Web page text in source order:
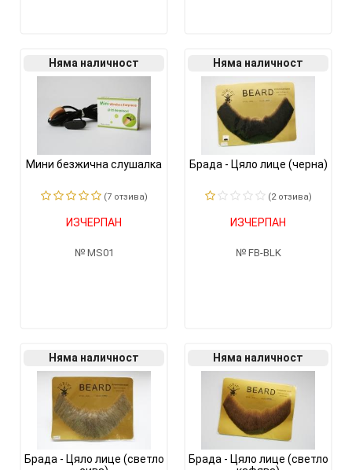
Няма наличност
Мини безжична слушалка
(7 отзивa)
ИЗЧЕРПАН
MS01
Няма наличност
Брада - Цяло лице (черна)
(2 отзивa)
ИЗЧЕРПАН
FB-BLK
Няма наличност
Брада - Цяло лице (светло
Няма наличност
Брада - Цяло лице (светло